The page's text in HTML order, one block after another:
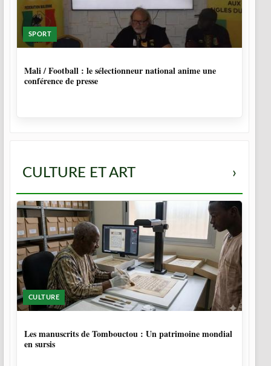
SPORT
Mali / Football : le sélectionneur national anime une
conférence de presse
CULTURE ET ART ›
CULTURE
Les manuscrits de Tombouctou : Un patrimoine mondial
en sursis